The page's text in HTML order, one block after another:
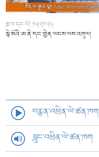
ཟླ་བ་དང་པོ། ༡༥།༢༠༢༥
སྙེ་མོའི་ཨ་ནེ་དང་གྱེན་ལངས་ལས་འགུལ།
བརྙན་འཕྲིན་ལེ་ཚན་ཁག
རླུང་འཕྲིན་ལེ་ཚན་ཁག